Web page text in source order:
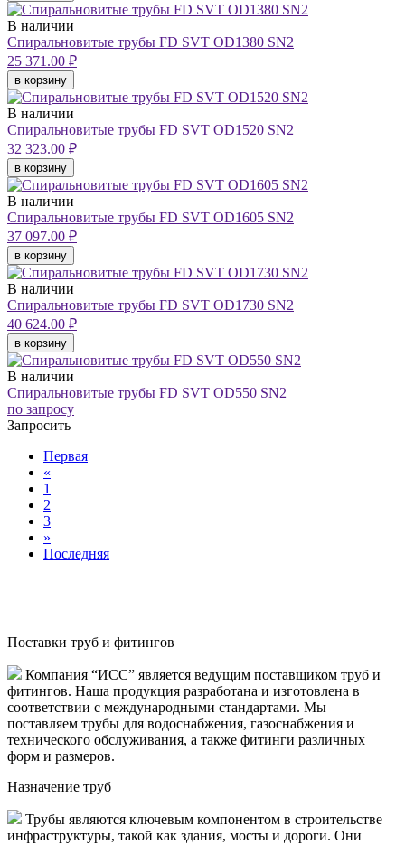
В наличии
Спиральновитые трубы FD SVT OD1380 SN2
25 371.00 ₽
в корзину
В наличии
Спиральновитые трубы FD SVT OD1520 SN2
32 323.00 ₽
в корзину
В наличии
Спиральновитые трубы FD SVT OD1605 SN2
37 097.00 ₽
в корзину
В наличии
Спиральновитые трубы FD SVT OD1730 SN2
40 624.00 ₽
в корзину
В наличии
Спиральновитые трубы FD SVT OD550 SN2
по запросу
Запросить
Первая
«
1
2
3
»
Последняя
Поставки труб и фитингов
Компания “ИСС” является ведущим поставщиком труб и
фитингов. Наша продукция разработана и изготовлена в
соответствии с международными стандартами. Мы
поставляем трубы для водоснабжения, газоснабжения и
технического обслуживания, а также фитинги различных
форм и размеров.
Назначение труб
Трубы являются ключевым компонентом в строительстве
инфраструктуры, такой как здания, мосты и дороги. Они